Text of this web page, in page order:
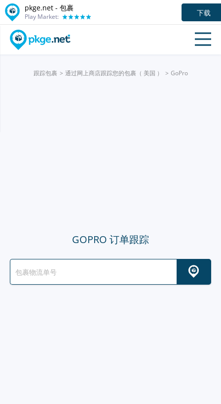
pkge.net - 包裹
Play Market: 下载
跟踪包裹 通过网上商店跟踪您的包裹（ 美国 ） GoPro
GOPRO 订单跟踪